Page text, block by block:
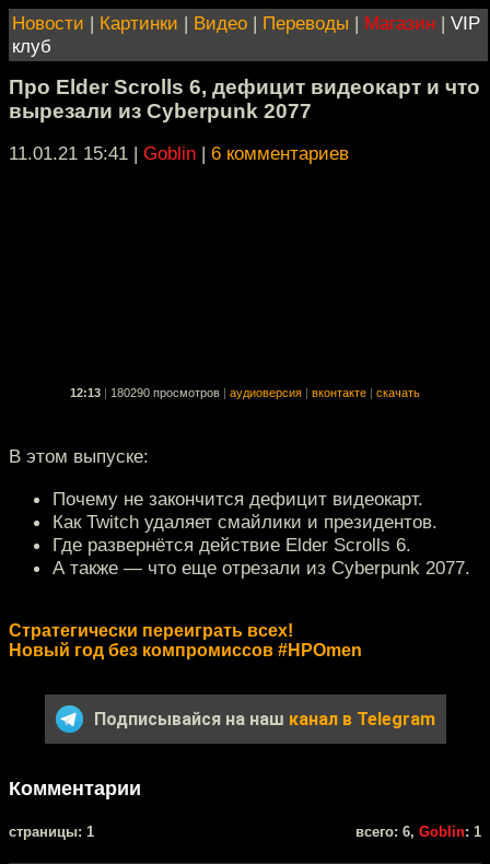
Новости | Картинки | Видео | Переводы | Магазин | VIP
клуб
Про Elder Scrolls 6, дефицит видеокарт и что
вырезали из Cyberpunk 2077
11.01.21 15:41 | Goblin | 6 комментариев
12:13 180290 просмотров аудиоверсия вконтакте скачать
В этом выпуске:
Почему не закончится дефицит видеокарт.
Как Twitch удаляет смайлики и президентов.
Где развернётся действие Elder Scrolls 6.
А также — что еще отрезали из Cyberpunk 2077.
Стратегически переиграть всех!
Новый год без компромиссов #HPOmen
Подписывайся на наш канал в Telegram
Комментарии
cтраницы: 1 всего: 6, Goblin: 1